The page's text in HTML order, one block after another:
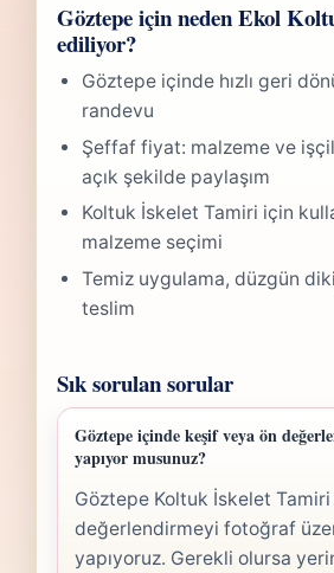
Göztepe için neden Ekol
ediliyor?
Göztepe içinde hızlı geri
randevu
Şeffaf fiyat: malzeme ve
açık şekilde paylaşım
Koltuk İskelet Tamiri için
malzeme seçimi
Temiz uygulama, düzgün
teslim
Sık sorulan sorular
Göztepe içinde keşif veya ön
yapıyor musunuz?
Göztepe Koltuk İskelet
değerlendirmeyi fotoğraf
yapıyoruz. Gerekli olursa